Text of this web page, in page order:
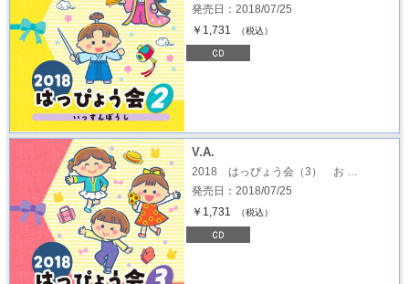
発売日：2018/07/25
￥1,731
（税込）
V.A.
2018 はっぴょう会（3） お …
発売日：2018/07/25
￥1,731
（税込）